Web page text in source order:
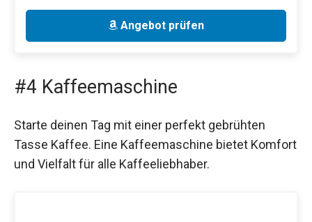
Angebot prüfen
#4 Kaffeemaschine
Starte deinen Tag mit einer perfekt gebrühten
Tasse Kaffee. Eine Kaffeemaschine bietet Komfort
und Vielfalt für alle Kaffeeliebhaber.